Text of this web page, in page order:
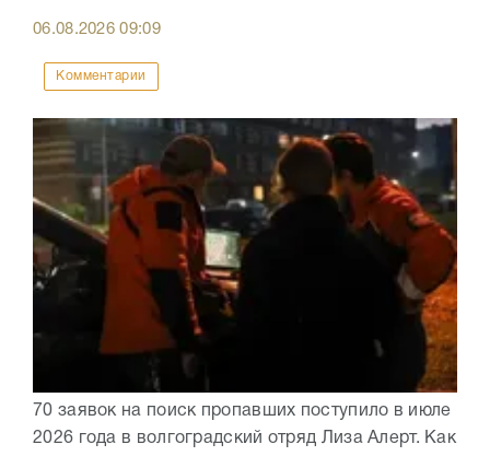
06.08.202609:09
Комментарии
70 заявок на поиск пропавших поступило в июле
2026 года в волгоградский отряд Лиза Алерт. Как